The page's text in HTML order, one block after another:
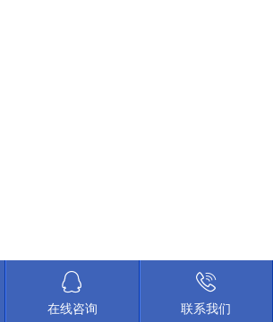

在线咨询

联系我们